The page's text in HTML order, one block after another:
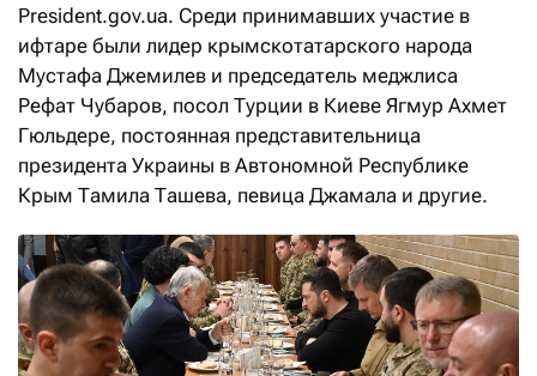
President.gov.ua. Среди принимавших участие в
ифтаре были лидер крымскотатарского народа
Мустафа Джемилев и председатель меджлиса
Рефат Чубаров, посол Турции в Киеве Ягмур Ахмет
Гюльдере, постоянная представительница
президента Украины в Автономной Республике
Крым Тамила Ташева, певица Джамала и другие.